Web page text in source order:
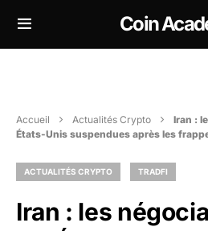
Coin
Accueil Actualités Crypto
Iran :
États-Unis suspendues après les
ACTUALITÉS CRYPTO TRADFI
Iran : les